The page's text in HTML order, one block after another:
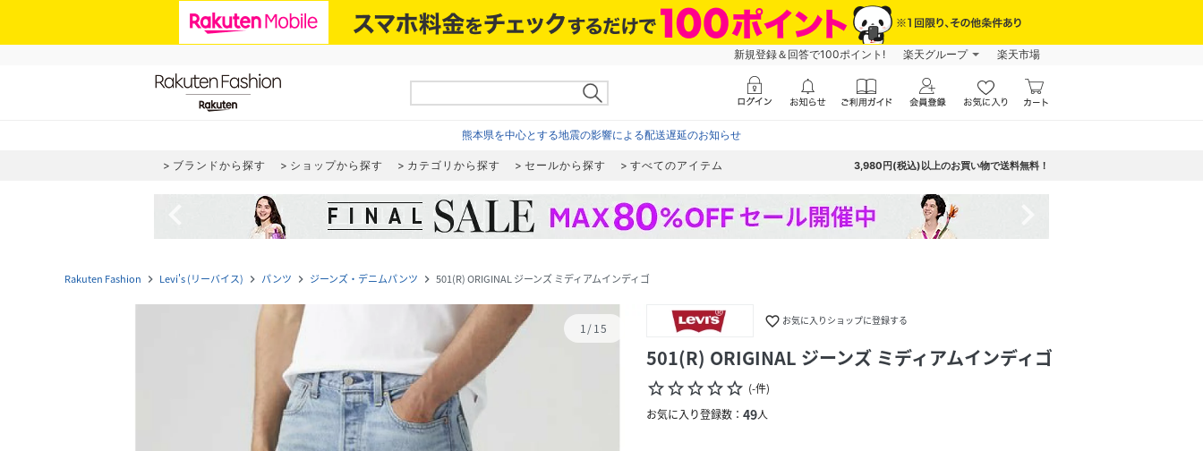
新規登録＆回答で100ポイント! 楽天グループ 楽天市場
熊本県を中心とする地震の影響による配送遅延のお知らせ
ブランドから探す ショップから探す カテゴリから探す セールから探す すべてのアイテム 3,980円(税込)以上のお買い物で送料無料！
Rakuten Fashion navigate_next Levi's (リーバイス) navigate_next パンツ navigate_next ジーンズ・デニムパンツ navigate_next 501(R) ORIGINAL ジーンズ ミディアムインディゴ
1/15 favorite_border お気に入りショップに登録する
501(R) ORIGINAL ジーンズ ミディアムインディゴ
star_borderstar_borderstar_borderstar_borderstar_border (-件)
お気に入り登録数： 49人